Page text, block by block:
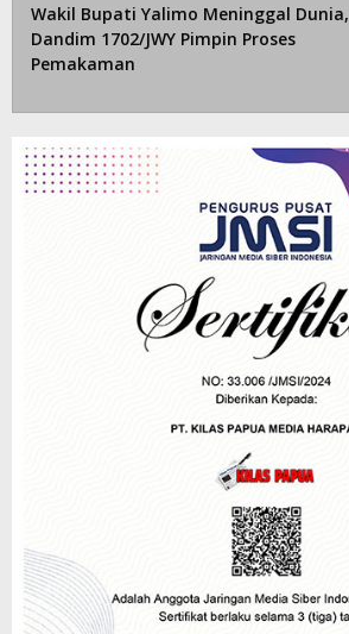
Wakil Bupati Yalimo Meninggal Dunia,
Dandim 1702/JWY Pimpin Proses
Pemakaman